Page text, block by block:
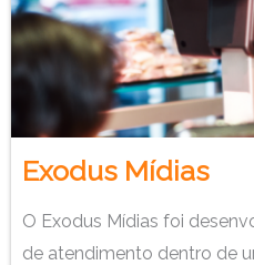
Exodus Mídias
O Exodus Mídias foi
de atendimento dentro de